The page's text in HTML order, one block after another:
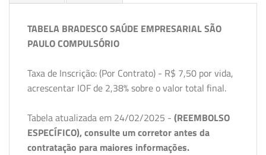
TABELA BRADESCO SAÚDE EMPRESARIAL SÃO
PAULO COMPULSÓRIO
Taxa de Inscrição: (Por Contrato) - R$ 7,50 por vida,
acrescentar IOF de 2,38% sobre o valor total final.
Tabela atualizada em 24/02/2025 - (REEMBOLSO
ESPECÍFICO), consulte um corretor antes da
contratação para maiores informações.